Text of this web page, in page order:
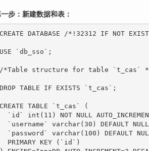
步：新建数据和表：
CREATE DATABASE /*!32312 IF NOT
USE `db_sso`;
/*Table structure for table `t_cas`
DROP TABLE IF EXISTS `t_cas`;
CREATE TABLE `t_cas` (
`id` int(11) NOT NULL
`username` varchar(30) DEFAULT
`password` varchar(100) DEFAULT
PRIMARY KEY (`id`)